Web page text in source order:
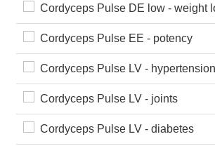
Cordyceps Pulse DE low - weight loss
Cordyceps Pulse EE - potency
Cordyceps Pulse LV - hypertension
Cordyceps Pulse LV - joints
Cordyceps Pulse LV - diabetes